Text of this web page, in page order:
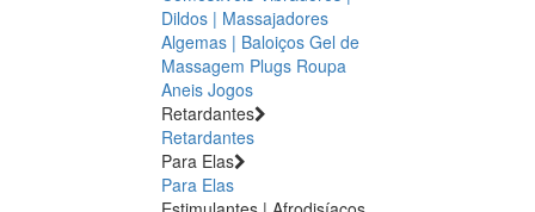
Dildos | Massajadores
Algemas | Baloiços Gel de
Massagem Plugs Roupa
Aneis Jogos
Retardantes
Retardantes
Para Elas
Para Elas